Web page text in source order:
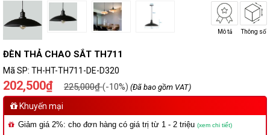
Mô tả Thông số
ĐÈN THẢ CHAO SẮT TH711
Mã SP: TH-HT-TH711-DE-D320
202,500₫ 225,000₫(-10%) (Đã bao gồm VAT)
Khuyến mại
Giảm giá 2%: cho đơn hàng có giá trị từ 1 - 2 triệu (xem chi tiết)